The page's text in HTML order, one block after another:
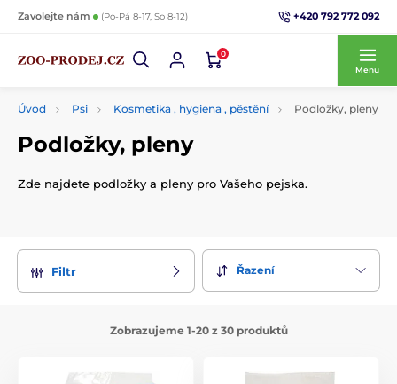
Zavolejte nám (Po-Pá 8-17, So 8-12) +420 792 772 092
0
Menu
Úvod Psi Kosmetika , hygiena , pěstění Podložky, pleny
Podložky, pleny
Zde najdete podložky a pleny pro Vašeho pejska.
Filtr Řazení
Zobrazujeme 1-20 z 30 produktů